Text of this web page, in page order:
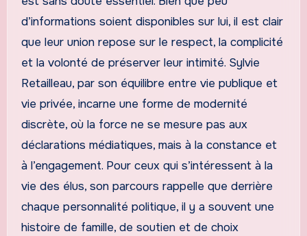
d’informations soient disponibles sur lui, il est clair
que leur union repose sur le respect, la complicité
et la volonté de préserver leur intimité. Sylvie
Retailleau, par son équilibre entre vie publique et
vie privée, incarne une forme de modernité
discrète, où la force ne se mesure pas aux
déclarations médiatiques, mais à la constance et
à l’engagement. Pour ceux qui s’intéressent à la
vie des élus, son parcours rappelle que derrière
chaque personnalité politique, il y a souvent une
histoire de famille, de soutien et de choix